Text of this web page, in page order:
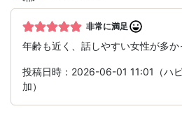
非常に満足
年齢も近く、話しやすい女性が多か
投稿日時：2026-06-01 11:01（ハ
加）